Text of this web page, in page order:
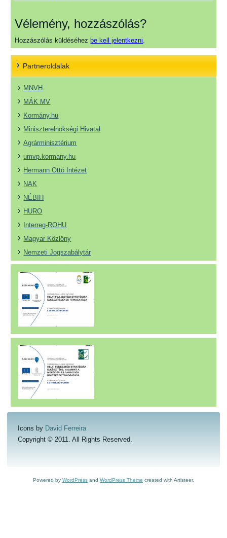
Vélemény, hozzászólás?
Hozzászólás küldéséhez be kell jelentkezni.
Partneroldalak
MNVH
MÁK MV
Kormány.hu
Miniszterelnökségi Hivatal
Agrárminisztérium
umvp.kormany.hu
Hermann Ottó Intézet
NAK
NÉBIH
HURO
Interreg-ROHU
Magyar Közlöny
Nemzeti Jogszabálytár
Icons by David Ferreira
Copyright © 2011. All Rights Reserved.
Powered by WordPress and WordPress Theme created with Artisteer.